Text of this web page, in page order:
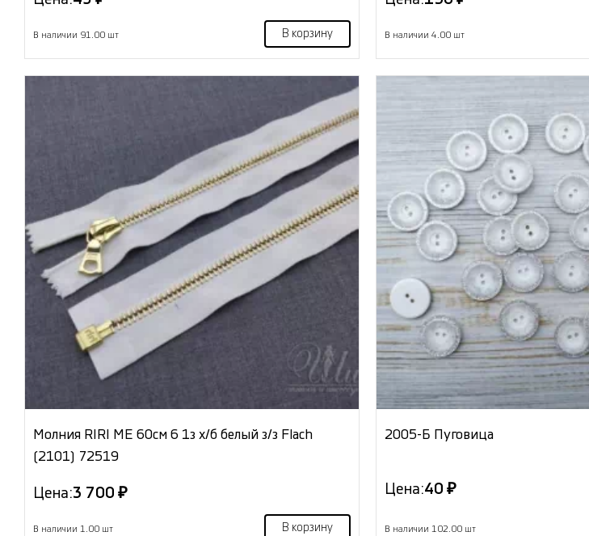
В наличии 91.00 шт В корзину В наличии 4.00 шт
Молния RIRI МЕ 60см 6 1з х/б белый з/з Flach
(2101) 72519
Цена:3 700 ₽
В наличии 1.00 шт В корзину
2005-Б Пуговица
Цена:40 ₽
В наличии 102.00 шт